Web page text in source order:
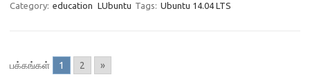
Category: education LUbuntu Tags: Ubuntu 14.04 LTS
பக்கங்கள் 1 2 »